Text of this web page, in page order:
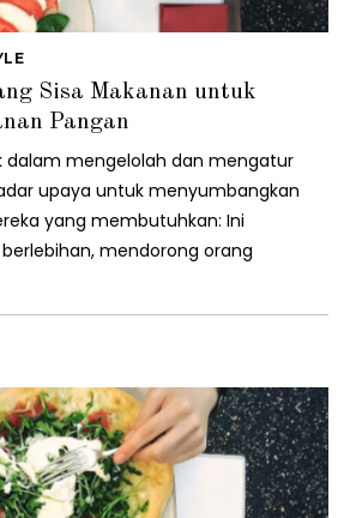
Sisa Makanan untuk
Pangan
dalam mengelolah dan mengatur
upaya untuk menyumbangkan
yang membutuhkan: Ini
mendorong orang